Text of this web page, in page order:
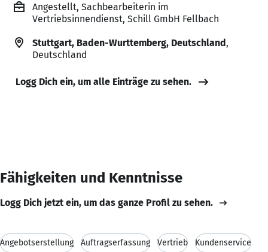
Angestellt, Sachbearbeiterin im
Vertriebsinnendienst, Schill GmbH Fellbach
Stuttgart, Baden-Wurttemberg, Deutschland,
Deutschland
Logg Dich ein, um alle Einträge zu sehen.
Fähigkeiten und Kenntnisse
Logg Dich jetzt ein, um das ganze Profil zu sehen.
Angebotserstellung Auftragserfassung Vertrieb Kundenservice